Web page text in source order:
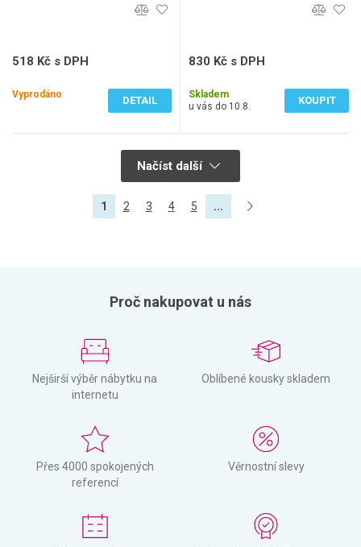
518 Kč s DPH
Vyprodáno
DETAIL
830 Kč s DPH
Skladem
u vás do 10.8.
KOUPIT
Načíst další
1 2 3 4 5 ...
Proč nakupovat u nás
Nejširší výběr nábytku na
internetu
Oblíbené kousky skladem
Přes 4000 spokojených
referencí
Věrnostní slevy